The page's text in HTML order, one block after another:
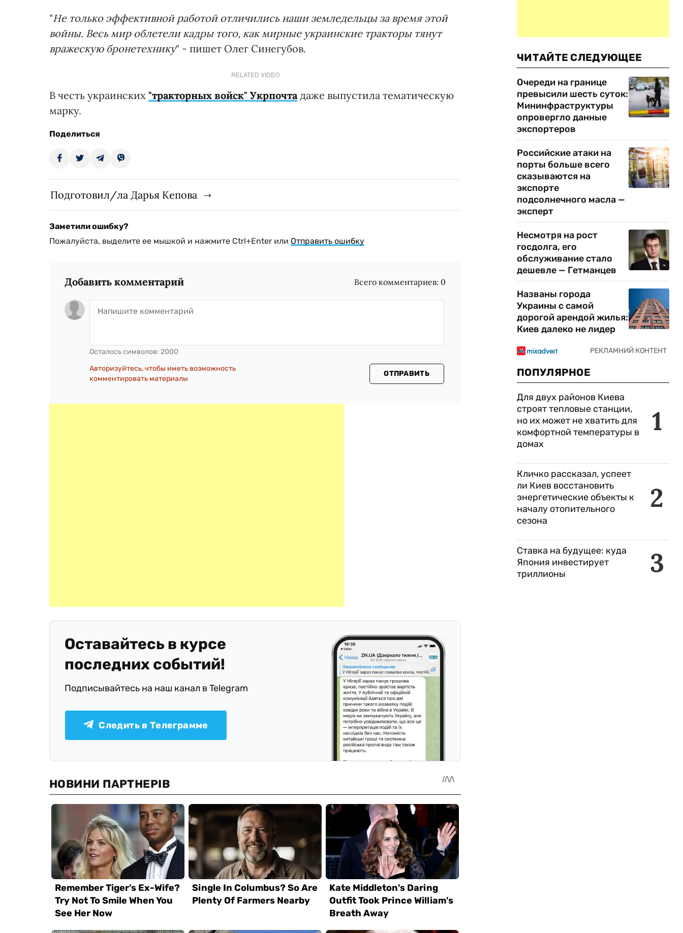
"Не только эффективной работой отличились наши земледельцы за время этой
войны. Весь мир облетели кадры того, как мирные украинские тракторы тянут
вражескую бронетехнику" - пишет Олег Синегубов.
RELATED VIDEO
В честь украинских "тракторных войск" Укрпочтадаже выпустила тематическую
марку.
Поделиться
Подготовил/ла Дарья Кепова
Заметили ошибку?
Пожалуйста, выделите ее мышкой и нажмите Ctrl+Enter или Отправить ошибку
Добавить комментарий Всего комментариев: 0
Осталось символов: 2000
Авторизуйтесь, чтобы иметь возможность
комментировать материалы
ОТПРАВИТЬ
Оставайтесь в курсе
последних событий!
Подписывайтесь на наш канал в Telegram
Следить в Телеграмме
ЧИТАЙТЕ СЛЕДУЮЩЕЕ
Очереди на границе
превысили шесть суток:
Мининфраструктуры
опровергло данные
экспортеров
Российские атаки на
порты больше всего
сказываются на
экспорте
подсолнечного масла —
эксперт
Несмотря на рост
госдолга, его
обслуживание стало
дешевле — Гетманцев
Названы города
Украины с самой
дорогой арендой жилья:
Киев далеко не лидер
ПОПУЛЯРНОЕ
1
Для двух районов Киева
строят тепловые станции,
но их может не хватить для
комфортной температуры в
домах
2
Кличко рассказал, успеет
ли Киев восстановить
энергетические объекты к
началу отопительного
сезона
3
Ставка на будущее: куда
Япония инвестирует
триллионы